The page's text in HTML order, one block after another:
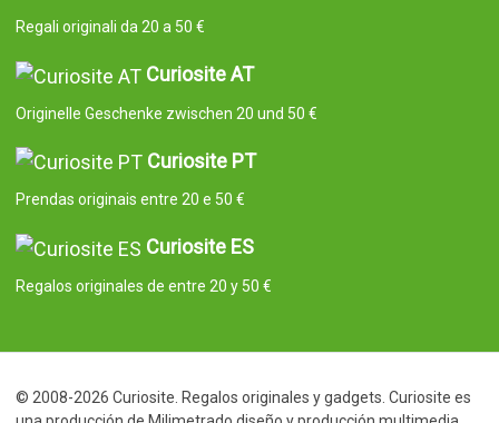
Regali originali da 20 a 50 €
Curiosite AT
Originelle Geschenke zwischen 20 und 50 €
Curiosite PT
Prendas originais entre 20 e 50 €
Curiosite ES
Regalos originales de entre 20 y 50 €
© 2008-2026 Curiosite. Regalos originales y gadgets. Curiosite es